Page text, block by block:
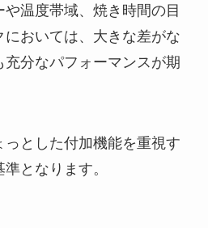
温度帯域、焼き時間の目
おいては、大きな差がな
分なパフォーマンスが期
とした付加機能を重視す
となります。